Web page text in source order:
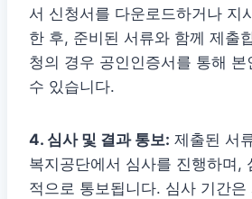
서 신청서를 다운로드하거나 지
한 후, 준비된 서류와 함께 제출
청의 경우 공인인증서를 통해
수 있습니다.
4. 심사 및 결과 통보: 제출된 서
복지공단에서 심사를 진행하며,
적으로 통보됩니다. 심사 기간